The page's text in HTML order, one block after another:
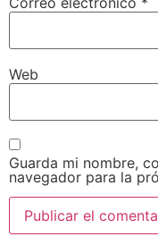
Web
Guarda mi nombre,
navegador para la